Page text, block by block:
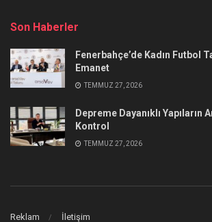
Son Haberler
Fenerbahçe’de Kadın Futbol
Emanet
TEMMUZ 27, 2026
Depreme Dayanıklı Yapıların
Kontrol
TEMMUZ 27, 2026
Reklam İletişim